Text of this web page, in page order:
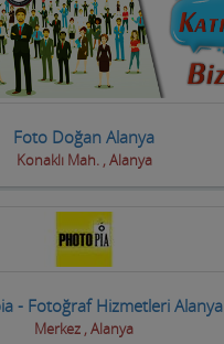
Foto Doğan Alanya
Konaklı Mah. , Alanya
- Fotoğraf Hizmetleri Alanya
Merkez , Alanya